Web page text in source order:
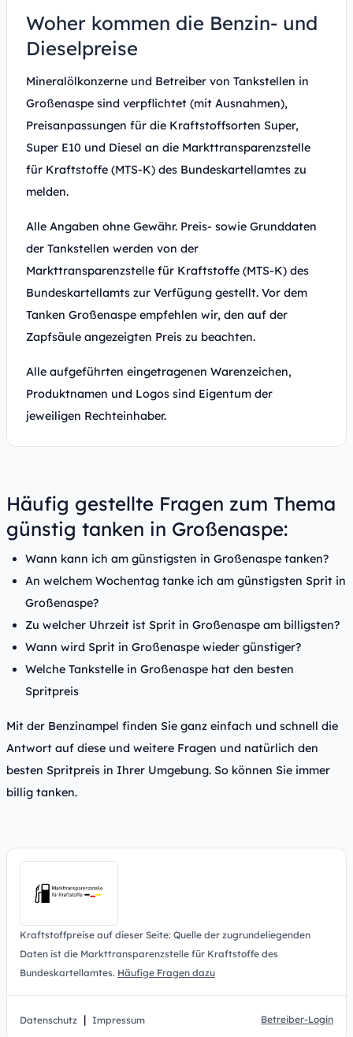
Woher kommen die Benzin- und
Dieselpreise
Mineralölkonzerne und Betreiber von Tankstellen in
Großenaspe sind verpflichtet (mit Ausnahmen),
Preisanpassungen für die Kraftstoffsorten Super,
Super E10 und Diesel an die Markttransparenzstelle
für Kraftstoffe (MTS-K) des Bundeskartellamtes zu
melden.
Alle Angaben ohne Gewähr. Preis- sowie Grunddaten
der Tankstellen werden von der
Markttransparenzstelle für Kraftstoffe (MTS-K) des
Bundeskartellamts zur Verfügung gestellt. Vor dem
Tanken Großenaspe empfehlen wir, den auf der
Zapfsäule angezeigten Preis zu beachten.
Alle aufgeführten eingetragenen Warenzeichen,
Produktnamen und Logos sind Eigentum der
jeweiligen Rechteinhaber.
Häufig gestellte Fragen zum Thema
günstig tanken in Großenaspe:
Wann kann ich am günstigsten in Großenaspe tanken?
An welchem Wochentag tanke ich am günstigsten Sprit in
Großenaspe?
Zu welcher Uhrzeit ist Sprit in Großenaspe am billigsten?
Wann wird Sprit in Großenaspe wieder günstiger?
Welche Tankstelle in Großenaspe hat den besten
Spritpreis
Mit der Benzinampel finden Sie ganz einfach und schnell die
Antwort auf diese und weitere Fragen und natürlich den
besten Spritpreis in Ihrer Umgebung. So können Sie immer
billig tanken.
Kraftstoffpreise auf dieser Seite: Quelle der zugrundeliegenden
Daten ist die Markttransparenzstelle für Kraftstoffe des
Bundeskartellamtes. Häufige Fragen dazu
Datenschutz | Impressum Betreiber-Login